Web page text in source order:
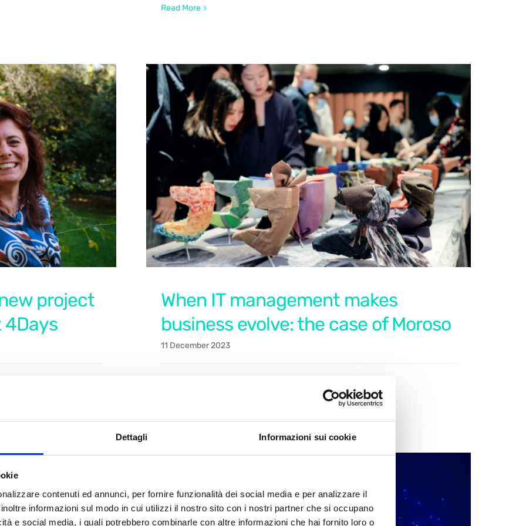
Dettagli Informazioni sui cookie
contenuti ed annunci, per fornire funzionalità dei social media e per analizzare il
informazioni sul modo in cui utilizzi il nostro sito con i nostri partner che si occupano
e social media, i quali potrebbero combinarle con altre informazioni che hai fornito loro o
Read More
project
4Days
When IT management makes
business evolve: the case of Moroso
11 December 2023